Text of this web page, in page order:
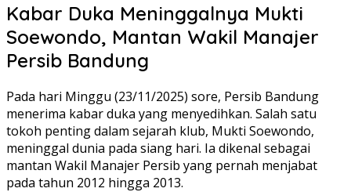
Kabar Duka Meninggalnya Mukti
Soewondo, Mantan Wakil Manajer
Persib Bandung
Pada hari Minggu (23/11/2025) sore, Persib Bandung
menerima kabar duka yang menyedihkan. Salah satu
tokoh penting dalam sejarah klub, Mukti Soewondo,
meninggal dunia pada siang hari. Ia dikenal sebagai
mantan Wakil Manajer Persib yang pernah menjabat
pada tahun 2012 hingga 2013.